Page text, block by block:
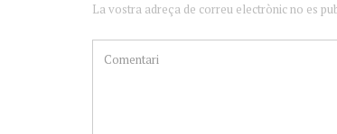
La vostra adreça de correu electrònic no es